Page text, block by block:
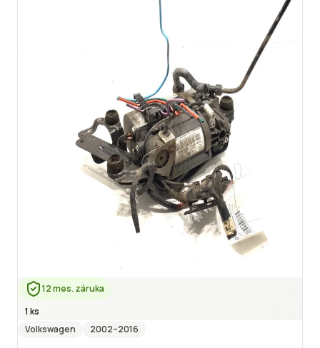
12 mes. záruka
1 ks
Volkswagen
2002–2016